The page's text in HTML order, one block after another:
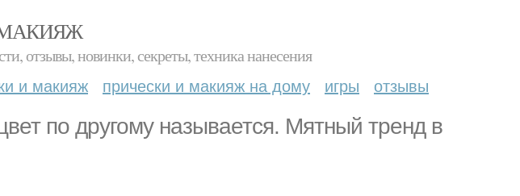
отзывы, новинки, секреты, техника нанесения
и макияж прически и макияж на дому игры отзывы
по другому называется. Мятный тренд в